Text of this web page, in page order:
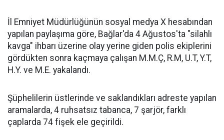
İl Emniyet Müdürlüğünün sosyal medya X hesabından
yapılan paylaşıma göre, Bağlar'da 4 Ağustos'ta "silahlı
kavga" ihbarı üzerine olay yerine giden polis ekiplerini
gördükten sonra kaçmaya çalışan M.M.Ç, R.M, U.T, Y.T,
H.Y. ve M.E. yakalandı.
Şüphelilerin üstlerinde ve saklandıkları adreste yapılan
aramalarda, 4 ruhsatsız tabanca, 7 şarjör, farklı
çaplarda 74 fişek ele geçirildi.